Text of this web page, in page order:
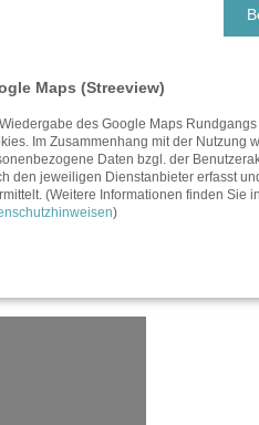
Woche
Maps (Streeview)
des Google Maps Rundgangs
Im Zusammenhang mit der Nutzung
Daten bzgl. der
den jeweiligen Dienstanbieter erfasst
(Weitere Informationen finden Sie
)